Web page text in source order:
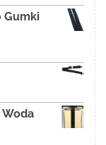
Gumki